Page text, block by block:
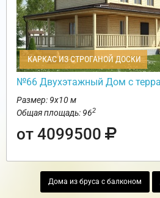
КАРКАС ИЗ СТРОГАНОЙ ДОСКИ
№66 Двухэтажный Дом с
Размер: 9х10 м
Общая площадь: 962
от 4099500
Дома из бруса с балконом